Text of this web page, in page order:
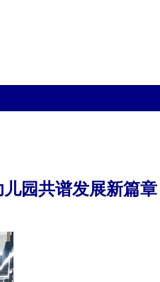
园共谱发展新篇章